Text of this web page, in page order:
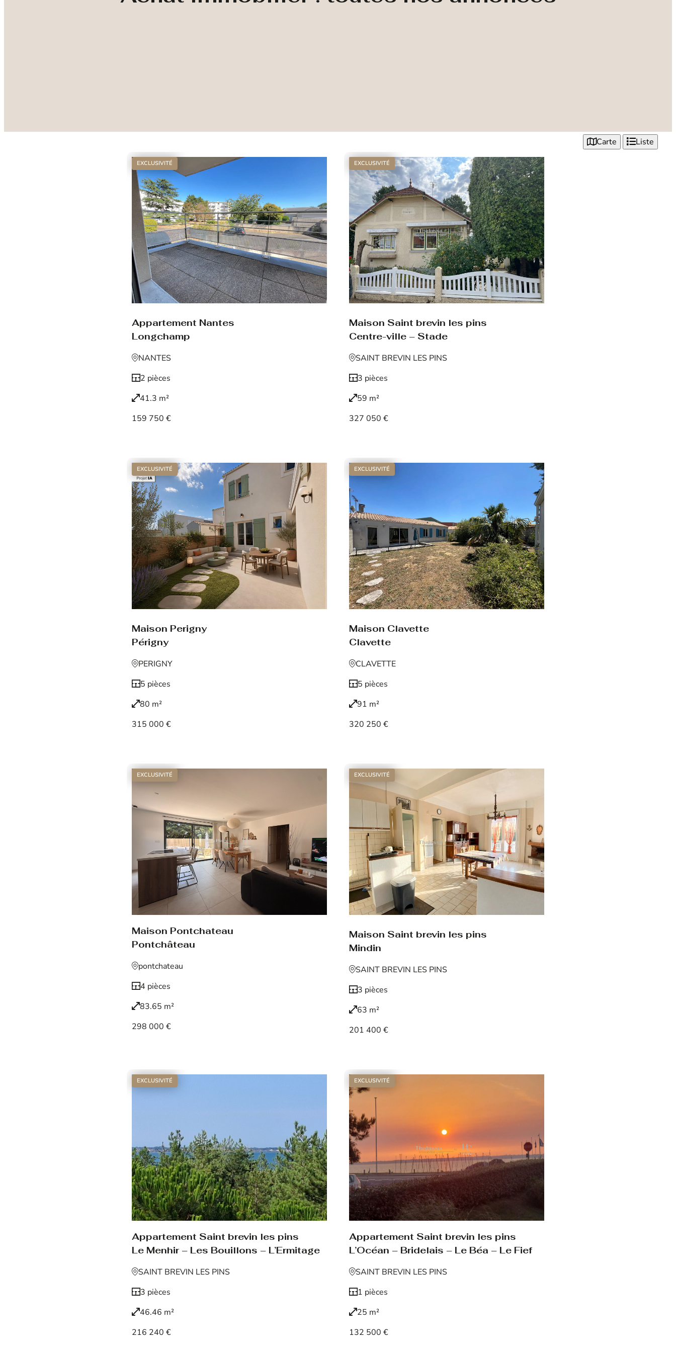
Carte Liste
EXCLUSIVITÉ
Appartement Nantes
Longchamp
NANTES
2 pièces
41.3 m²
159 750 €
EXCLUSIVITÉ
Maison Saint brevin les pins
Centre-ville – Stade
SAINT BREVIN LES PINS
3 pièces
59 m²
327 050 €
EXCLUSIVITÉ
Maison Perigny
Périgny
PERIGNY
5 pièces
80 m²
315 000 €
EXCLUSIVITÉ
Maison Clavette
Clavette
CLAVETTE
5 pièces
91 m²
320 250 €
EXCLUSIVITÉ
Maison Pontchateau
Pontchâteau
pontchateau
4 pièces
83.65 m²
298 000 €
EXCLUSIVITÉ
Maison Saint brevin les pins
Mindin
SAINT BREVIN LES PINS
3 pièces
63 m²
201 400 €
EXCLUSIVITÉ
Appartement Saint brevin les pins
Le Menhir – Les Bouillons – L’Ermitage
SAINT BREVIN LES PINS
3 pièces
46.46 m²
216 240 €
EXCLUSIVITÉ
Appartement Saint brevin les pins
L’Océan – Bridelais – Le Béa – Le Fief
SAINT BREVIN LES PINS
1 pièces
25 m²
132 500 €